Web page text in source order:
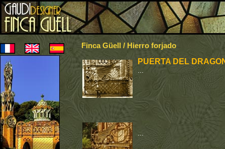
Finca Güell / Hierro forjado
PUERTA DEL